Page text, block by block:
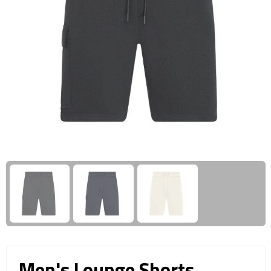
Business trolleys
Documententassen
Kledingtassen
Laptophoezen & -tassen
Reistassen & Trolleys
Reistassen
Trolleys
Giftcards
Wellness Giftsets